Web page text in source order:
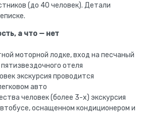
(до 40 человек). Детали
а что — нет
моторной лодке, вход на песчаный
отеля
экскурсия проводится
авто
человек (более 3-х) экскурсия
оснащенном кондиционером и